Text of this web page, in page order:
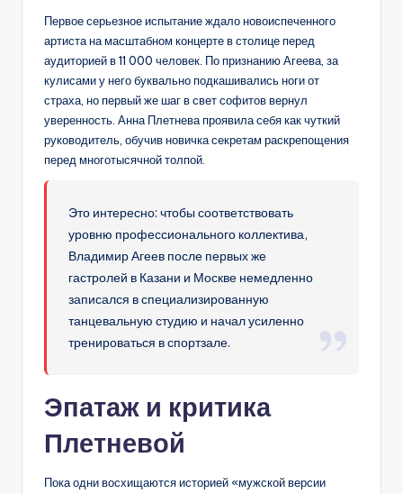
Первое серьезное испытание ждало новоиспеченного
артиста на масштабном концерте в столице перед
аудиторией в 11 000 человек. По признанию Агеева, за
кулисами у него буквально подкашивались ноги от
страха, но первый же шаг в свет софитов вернул
уверенность. Анна Плетнева проявила себя как чуткий
руководитель, обучив новичка секретам раскрепощения
перед многотысячной толпой.
Это интересно: чтобы соответствовать
уровню профессионального коллектива,
Владимир Агеев после первых же
гастролей в Казани и Москве немедленно
записался в специализированную
танцевальную студию и начал усиленно
тренироваться в спортзале.
Эпатаж и критика
Плетневой
Пока одни восхищаются историей «мужской версии